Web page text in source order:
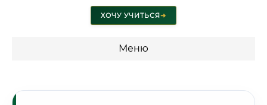
ХОЧУ УЧИТЬСЯ➜
Меню